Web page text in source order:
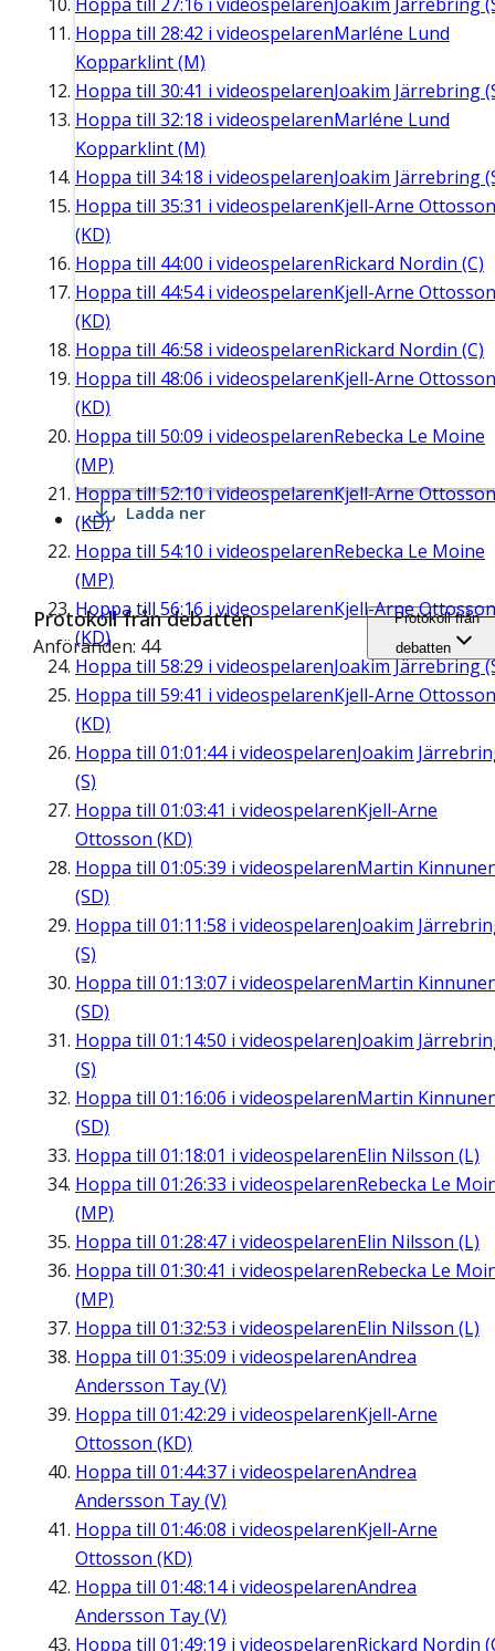
Hoppa till 28:42 i videospelarenMarléne Lund
Kopparklint (M)
Hoppa till 30:41 i videospelarenJoakim Järrebring
Hoppa till 32:18 i videospelarenMarléne Lund
Kopparklint (M)
Hoppa till 34:18 i videospelarenJoakim Järrebring
Hoppa till 35:31 i videospelarenKjell-Arne Ottosson
(KD)
Hoppa till 44:00 i videospelarenRickard Nordin (C)
Hoppa till 44:54i videospelarenKjell-Arne Ottosson
(KD)
Hoppa till 46:58 i videospelarenRickard Nordin (C)
Hoppa till 48:06 i videospelarenKjell-Arne Ottosson
(KD)
Hoppa till 50:09 i videospelarenRebecka Le Moine
(MP)
Hoppa till52:10i videospelarenKjell-Arne Ottosson
(KD)
Hoppa till 54:10 i videospelarenRebecka Le Moine
(MP)
Hoppa till 56:16 i videospelarenKjell-Arne Ottosson
(KD)
Hoppa till 58:29 i videospelarenJoakim Järrebring
Hoppa till 59:41 i videospelarenKjell-Arne Ottosson
(KD)
Hoppa till 01:01:44i videospelarenJoakim
(S)
Hoppa till 01:03:41 i videospelarenKjell-Arne
Ottosson (KD)
Hoppa till 01:05:39 i videospelarenMartin
(SD)
Hoppa till 01:11:58 i videospelarenJoakim
(S)
Hoppa till 01:13:07 i videospelarenMartin
(SD)
Hoppa till 01:14:50 i videospelarenJoakim
(S)
Hoppa till 01:16:06 i videospelarenMartin
(SD)
Hoppa till 01:18:01 i videospelarenElin Nilsson (L)
Hoppa till 01:26:33 i videospelarenRebecka Le
(MP)
Hoppa till 01:28:47 i videospelarenElin Nilsson (L)
Hoppa till 01:30:41 i videospelarenRebecka Le
(MP)
Hoppa till 01:32:53 i videospelarenElin Nilsson (L)
Hoppa till 01:35:09 i videospelarenAndrea
Andersson Tay (V)
Hoppa till 01:42:29 i videospelarenKjell-Arne
Ottosson (KD)
Hoppa till 01:44:37 i videospelarenAndrea
Andersson Tay (V)
Hoppa till 01:46:08 i videospelarenKjell-Arne
Ottosson (KD)
Hoppa till 01:48:14i videospelarenAndrea
Andersson Tay (V)
Hoppa till 01:49:19 i videospelarenRickard Nordin
Ladda ner
Protokoll från debatten
Anföranden: 44
Protokoll från
debatten